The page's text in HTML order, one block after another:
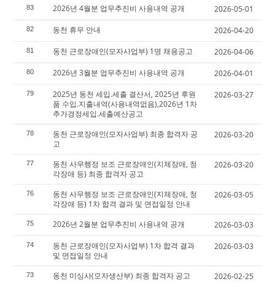
83 2026년 4월분 업무추진비 사용내역 공개 2026-05-01
82 동천 휴무 안내 2026-04-20
81 동천 근로장애인(모자사업부) 1명 채용공고 2026-04-06
80 2026년 3월분 업무추진비 사용내역 공개 2026-04-01
79
2025년 동천 세입.세출 결산서, 2025년 후원
품 수입.지출내역(사용내역없음),2026년 1차
추가경정세입.세출예산공고
2026-03-27
78
동천 근로장애인(모자사업부) 최종 합격자 공
고
2026-03-20
77
동천 사무행정 보조 근로장애인(지체장애, 청
각장애 등) 최종 합격자 공고
2026-03-20
76
동천 사무행정 보조 근로장애인(지체장애, 청
각장애 등) 1차 합격 결과 및 면접일정 안내
2026-03-05
75 2026년 2월분 업무추진비 사용내역 공개 2026-03-03
74
동천 근로장애인(모자사업부) 1차 합격 결과
및 면접일정 안내
2026-03-03
73 동천 미싱사(모자생산부) 최종 합격자 공고 2026-02-25